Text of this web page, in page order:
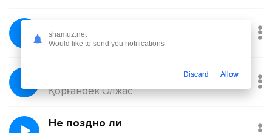
Йович
Қорғанбек Олжас
Не поздно ли
shamuz.net
Would like to send you notifications
Discard Allow